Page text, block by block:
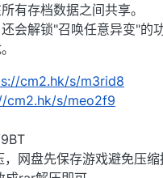
有存档数据之间共享。
会解锁"召唤任意异变"的
cm2.hk/s/m3rid8
cm2.hk/s/meo2f9
，网盘先保存游戏避免压